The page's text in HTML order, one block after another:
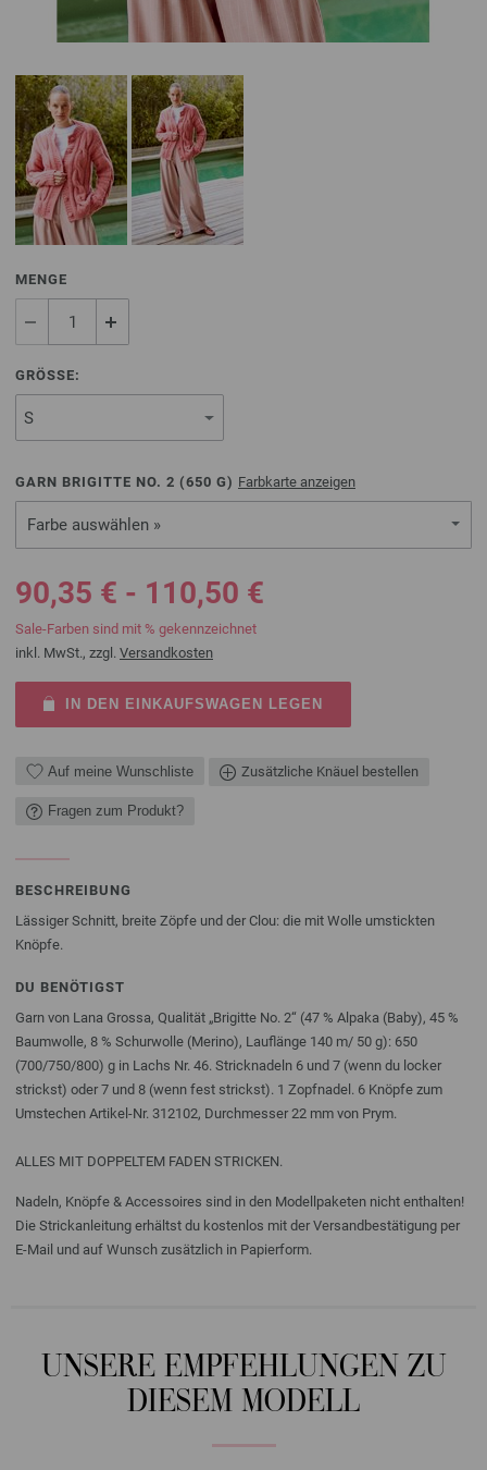
MENGE
GRÖSSE:
GARN BRIGITTE NO. 2 (650 G) Farbkarte anzeigen
Farbe auswählen »
90,35 € - 110,50 €
Sale-Farben sind mit % gekennzeichnet
inkl. MwSt., zzgl. Versandkosten
IN DEN EINKAUFSWAGEN LEGEN
Auf meine Wunschliste Zusätzliche Knäuel bestellen
Fragen zum Produkt?
BESCHREIBUNG
Lässiger Schnitt, breite Zöpfe und der Clou: die mit Wolle umstickten
Knöpfe.
DU BENÖTIGST
Garn von Lana Grossa, Qualität „Brigitte No. 2“ (47 % Alpaka (Baby), 45 %
Baumwolle, 8 % Schurwolle (Merino), Lauflänge 140 m/ 50 g): 650
(700/750/800) g in Lachs Nr. 46. Stricknadeln 6 und 7 (wenn du locker
strickst) oder 7 und 8 (wenn fest strickst). 1 Zopfnadel. 6 Knöpfe zum
Umstechen Artikel-Nr. 312102, Durchmesser 22 mm von Prym.
ALLES MIT DOPPELTEM FADEN STRICKEN.
Nadeln, Knöpfe & Accessoires sind in den Modellpaketen nicht enthalten!
Die Strickanleitung erhältst du kostenlos mit der Versandbestätigung per
E-Mail und auf Wunsch zusätzlich in Papierform.
UNSERE EMPFEHLUNGEN ZU
DIESEM MODELL